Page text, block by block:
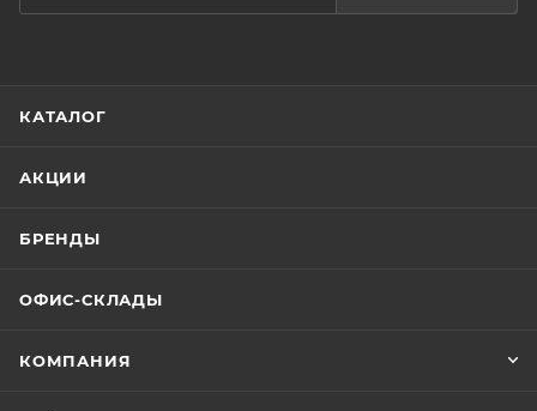
КАТАЛОГ
АКЦИИ
БРЕНДЫ
ОФИС-СКЛАДЫ
КОМПАНИЯ